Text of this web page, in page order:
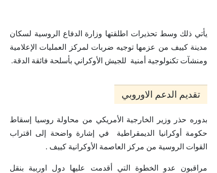
يأتي ذلك وسط تحذيرات اطلقتها وزارة الدفاع الروسية لسكان
مدينة كييف من عزمها توجيه ضربات لمركز العمليات الإعلامية
ومنشآت تكنولوجية أمنية للجيش الأوكراني بأسلحة فائقة الدقة.
تقديم الدعم الاوروبي
بدوره حذر وزير الخارجية الأمريكي من محاولة روسيا إسقاط
حكومة أوكرانيا الديمقراطية في إشارة واضحة إلى اقتراب
القوات الروسية من مركز العاصمة الأوكرانية كييف .
مراقبون عدو الخطوة التي أقدمت عليها دول اوربية بنقل